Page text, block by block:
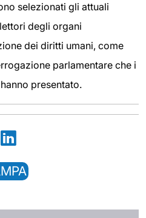
selezionati gli attuali
degli organi
dei diritti umani, come
parlamentare che i
presentato.